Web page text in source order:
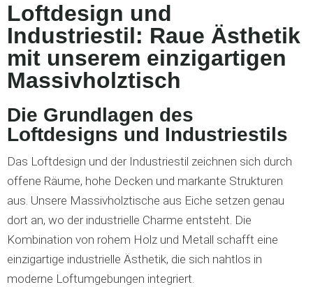
Loftdesign und
Industriestil: Raue Ästhetik
mit unserem einzigartigen
Massivholztisch
Die Grundlagen des
Loftdesigns und Industriestils
Das Loftdesign und der Industriestil zeichnen sich durch
offene Räume, hohe Decken und markante Strukturen
aus. Unsere Massivholztische aus Eiche setzen genau
dort an, wo der industrielle Charme entsteht. Die
Kombination von rohem Holz und Metall schafft eine
einzigartige industrielle Ästhetik, die sich nahtlos in
moderne Loftumgebungen integriert.